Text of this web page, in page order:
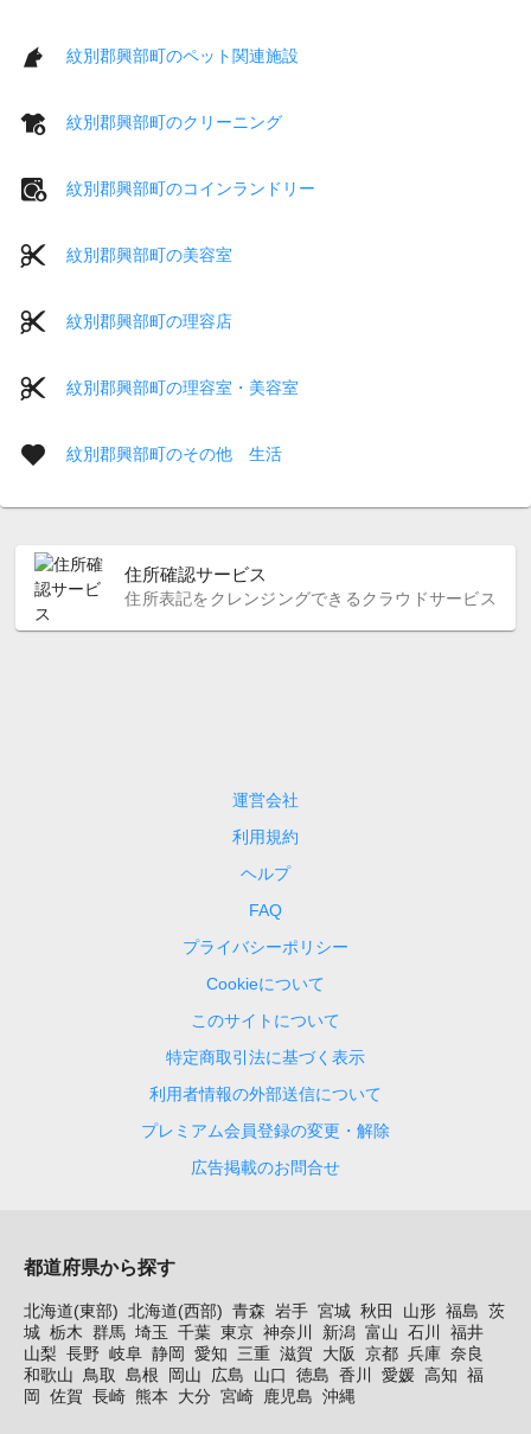
紋別郡興部町のペット関連施設
紋別郡興部町のクリーニング
紋別郡興部町のコインランドリー
紋別郡興部町の美容室
紋別郡興部町の理容店
紋別郡興部町の理容室・美容室
紋別郡興部町のその他 生活
住所確認サービス
住所表記をクレンジングできるクラウドサービス
運営会社
利用規約
ヘルプ
FAQ
プライバシーポリシー
Cookieについて
このサイトについて
特定商取引法に基づく表示
利用者情報の外部送信について
プレミアム会員登録の変更・解除
広告掲載のお問合せ
都道府県から探す
北海道(東部) 北海道(西部) 青森 岩手 宮城 秋田 山形 福島 茨
城 栃木 群馬 埼玉 千葉 東京 神奈川 新潟 富山 石川
福井
山梨 長野 岐阜 静岡 愛知 三重 滋賀 大阪 京都 兵庫 奈良
和歌山 鳥取 島根 岡山 広島 山口 徳島 香川 愛媛 高知 福
岡
佐賀 長崎 熊本 大分 宮崎 鹿児島 沖縄